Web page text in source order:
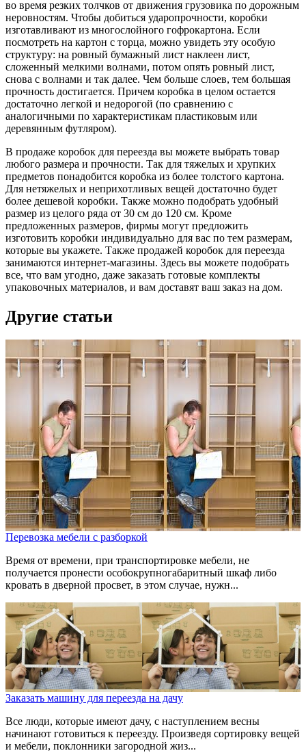
во время резких толчков от движения грузовика по дорожным
неровностям. Чтобы добиться ударопрочности, коробки
изготавливают из многослойного гофрокартона. Если
посмотреть на картон с торца, можно увидеть эту особую
структуру: на ровный бумажный лист наклеен лист,
сложенный мелкими волнами, потом опять ровный лист,
снова с волнами и так далее. Чем больше слоев, тем большая
прочность достигается. Причем коробка в целом остается
достаточно легкой и недорогой (по сравнению с
аналогичными по характеристикам пластиковым или
деревянным футляром).
В продаже коробок для переезда вы можете выбрать товар
любого размера и прочности. Так для тяжелых и хрупких
предметов понадобится коробка из более толстого картона.
Для нетяжелых и неприхотливых вещей достаточно будет
более дешевой коробки. Также можно подобрать удобный
размер из целого ряда от 30 см до 120 см. Кроме
предложенных размеров, фирмы могут предложить
изготовить коробки индивидуально для вас по тем размерам,
которые вы укажете. Также продажей коробок для переезда
занимаются интернет-магазины. Здесь вы можете подобрать
все, что вам угодно, даже заказать готовые комплекты
упаковочных материалов, и вам доставят ваш заказ на дом.
Другие статьи
Перевозка мебели с разборкой
Время от времени, при транспортировке мебели, не
получается пронести особокрупногабаритный шкаф либо
кровать в дверной просвет, в этом случае, нужн...
Заказать машину для переезда на дачу
Все люди, которые имеют дачу, с наступлением весны
начинают готовиться к переезду. Произведя сортировку вещей
и мебели, поклонники загородной жиз...